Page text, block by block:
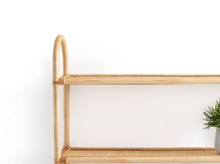
- Ύψος: 62 εκ.
- Βάθος: 15 εκ.
Διαστάσεις και βάρος συσκευασίας:
- Μ62 x Υ64 x Β17 εκ. - 2,5 kg
Μεγέθη: